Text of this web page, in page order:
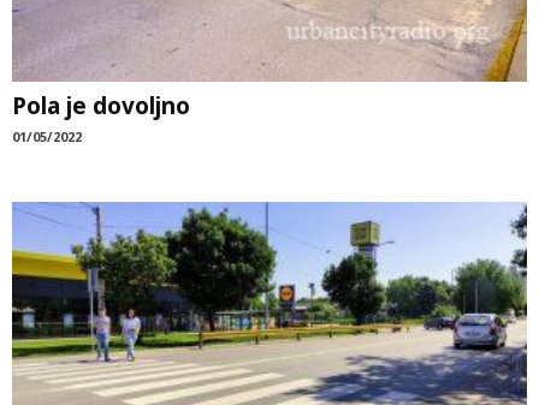
Pola je dovoljno
01/05/2022